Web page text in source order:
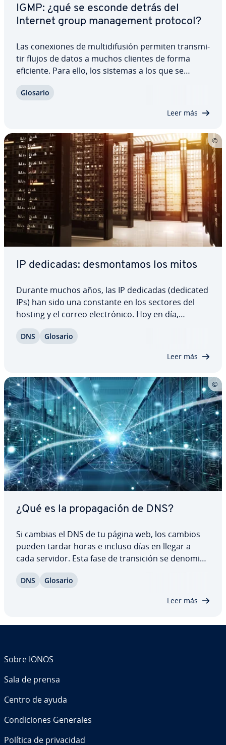
IGMP: ¿qué se esconde detrás del
Internet group ma­na­ge­me­nt protocol?
Las co­ne­xio­nes de mu­l­ti­di­fu­sión permiten tra­n­s­mi­
tir flujos de datos a muchos clientes de forma
eficiente. Para ello, los sistemas a los que se
redes IPv4 la or­ga­ni­za­ción y la gestión de dichos
Glosario
Leer más
IP dedicadas: de­s­mo­n­ta­mos los mitos
Durante muchos años, las IP dedicadas (dedicated
IPs) han sido una constante en los sectores del
hosting y el correo ele­c­tró­ni­co. Hoy en día,
de elegir una dirección de IP dedicada para tus
DNS Glosario
Leer más
¿Qué es la pro­pa­ga­ción de DNS?
Si cambias el DNS de tu página web, los cambios
pueden tardar horas e incluso días en llegar a
cada servidor. Esta fase de tra­n­si­ción se denomina
qué se produce y cómo puedes comprobar su
DNS Glosario
Leer más
Sobre IONOS
Sala de prensa
Centro de ayuda
Co­n­di­cio­nes Generales
Política de pri­va­ci­dad